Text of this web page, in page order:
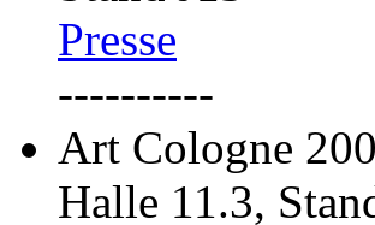
Presse
----------
Art Cologne
Halle 11.3,